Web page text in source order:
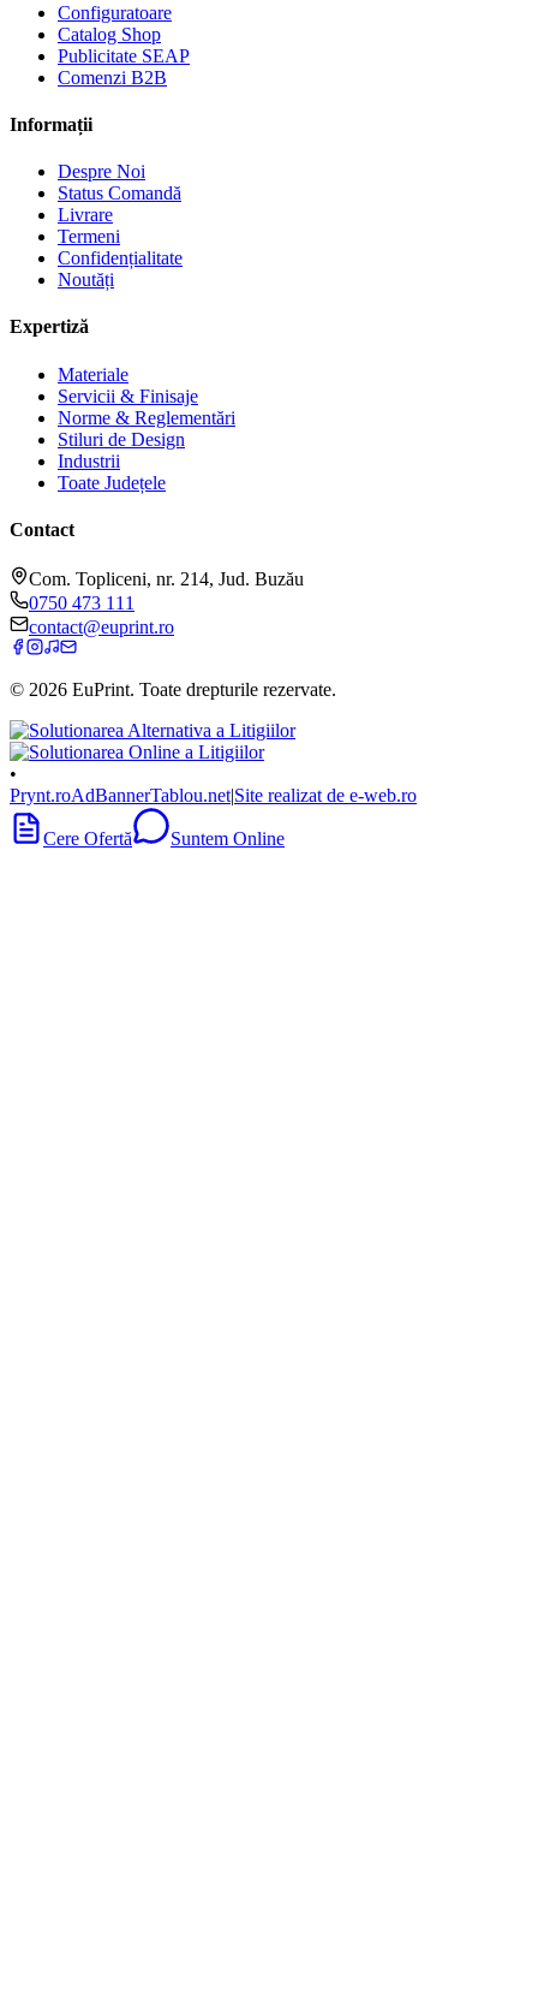
Configuratoare
Catalog Shop
Publicitate SEAP
Comenzi B2B
Informații
Despre Noi
Status Comandă
Livrare
Termeni
Confidențialitate
Noutăți
Expertiză
Materiale
Servicii & Finisaje
Norme & Reglementări
Stiluri de Design
Industrii
Toate Județele
Contact
Com. Topliceni, nr. 214, Jud. Buzău
0750 473 111
contact@euprint.ro
© 2026 EuPrint. Toate drepturile rezervate.
•
Prynt.roAdBannerTablou.net|Site realizat de e-web.ro
Cere Ofertă Suntem Online